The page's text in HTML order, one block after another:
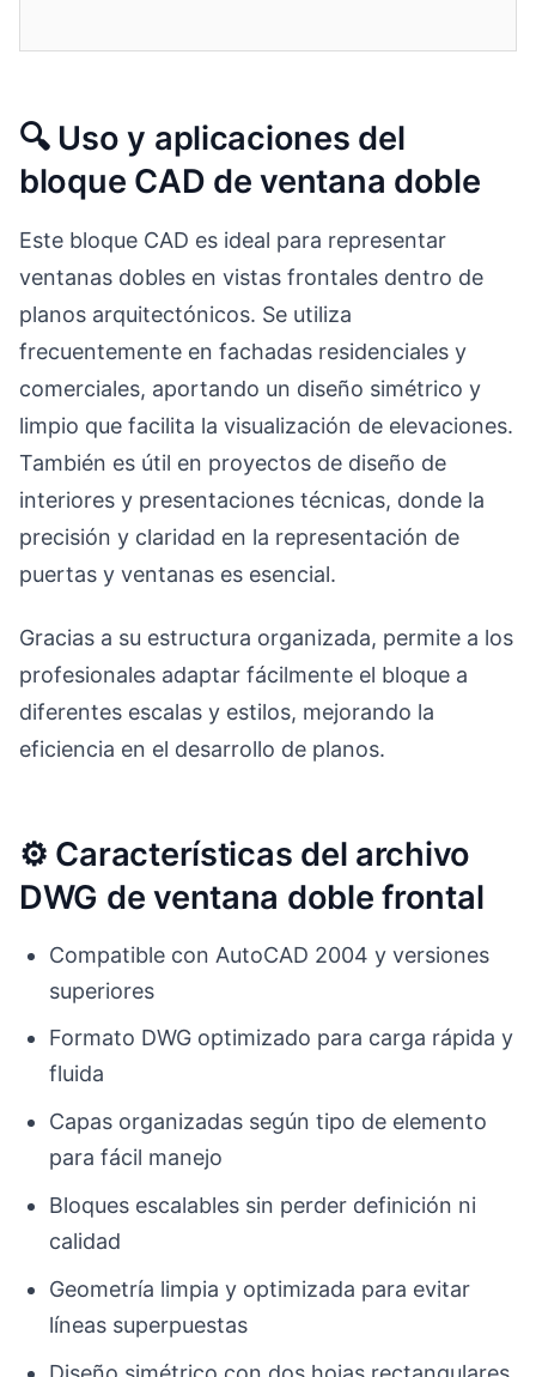
🔍 Uso y aplicaciones del
bloque CAD de ventana doble
Este bloque CAD es ideal para representar
ventanas dobles en vistas frontales dentro de
planos arquitectónicos. Se utiliza
frecuentemente en fachadas residenciales y
comerciales, aportando un diseño simétrico y
limpio que facilita la visualización de elevaciones.
También es útil en proyectos de diseño de
interiores y presentaciones técnicas, donde la
precisión y claridad en la representación de
puertas y ventanas es esencial.
Gracias a su estructura organizada, permite a los
profesionales adaptar fácilmente el bloque a
diferentes escalas y estilos, mejorando la
eficiencia en el desarrollo de planos.
⚙️ Características del archivo
DWG de ventana doble frontal
Compatible con AutoCAD 2004 y versiones
superiores
Formato DWG optimizado para carga rápida y
fluida
Capas organizadas según tipo de elemento
para fácil manejo
Bloques escalables sin perder definición ni
calidad
Geometría limpia y optimizada para evitar
líneas superpuestas